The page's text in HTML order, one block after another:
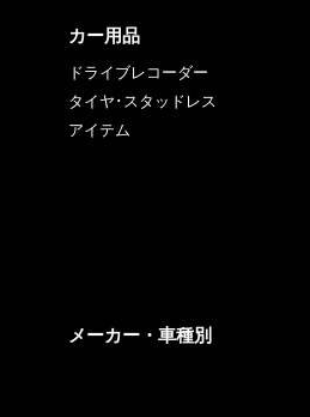
カー用品
ドライブレコーダー
タイヤ･スタッドレス
アイテム
メーカー・車種別